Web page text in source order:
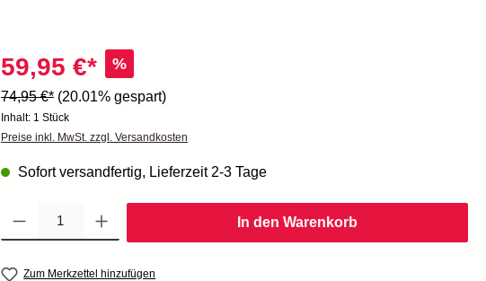
59,95 €* %
74,95 €* (20.01% gespart)
Inhalt: 1 Stück
Preise inkl. MwSt. zzgl. Versandkosten
Sofort versandfertig, Lieferzeit 2-3 Tage
In den Warenkorb
Zum Merkzettel hinzufügen